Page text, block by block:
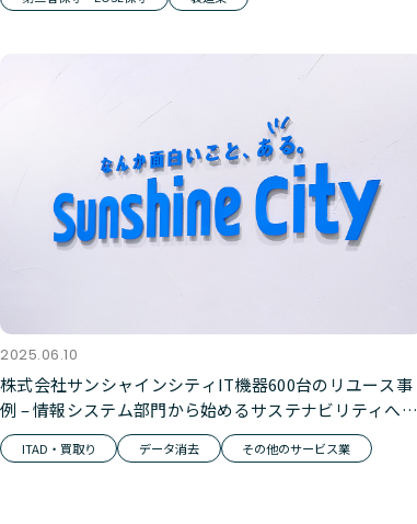
2025.06.10
株式会社サンシャインシティIT機器600台のリユース事
例 – 情報システム部門から始めるサステナビリティへの
貢献
ITAD・買取り データ消去 その他のサービス業